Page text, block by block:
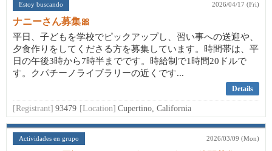
Estoy buscando 2026/04/17 (Fri)
ナニーさん募集🎀
平日、子どもを学校でピックアップし、習い事への送迎や、
夕食作りをしてくださる方を募集しています。時間帯は、平
日の午後3時から7時半までです。時給制で1時間20ドルで
す。クパチーノライブラリーの近くです...
Details
[Registrant] 93479 [Location] Cupertino, California
Actividades en grupo 2026/03/09 (Mon)